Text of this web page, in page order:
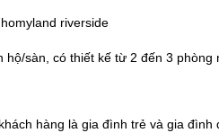
hộ/sàn, có thiết kế từ 2 đến 3
hàng là gia đình trẻ và gia